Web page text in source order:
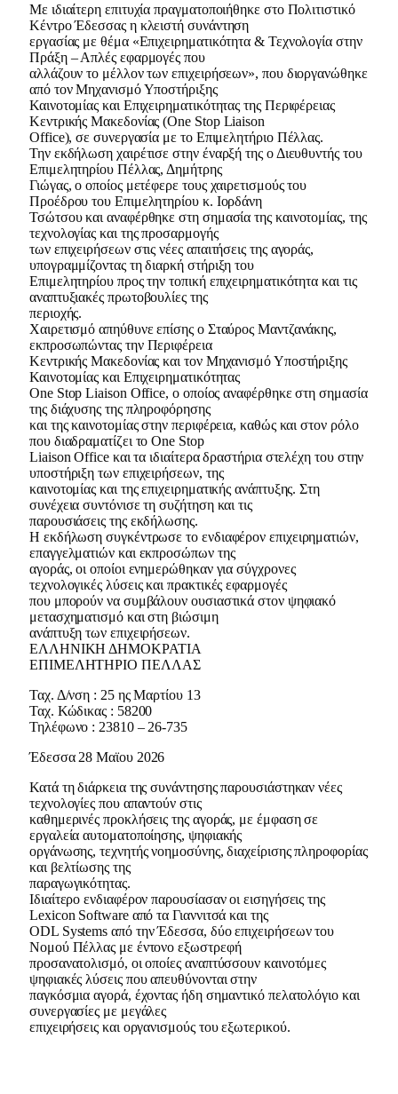
Με ιδιαίτερη επιτυχία πραγματοποιήθηκε στο Πολιτιστικό
Κέντρο Έδεσσας η κλειστή συνάντηση
εργασίας με θέμα «Επιχειρηματικότητα & Τεχνολογία στην
Πράξη – Απλές εφαρμογές που
αλλάζουν το μέλλον των επιχειρήσεων», που διοργανώθηκε
από τον Μηχανισμό Υποστήριξης
Καινοτομίας και Επιχειρηματικότητας της Περιφέρειας
Κεντρικής Μακεδονίας (One Stop Liaison
Office), σε συνεργασία με το Επιμελητήριο Πέλλας.
Την εκδήλωση χαιρέτισε στην έναρξή της ο Διευθυντής του
Επιμελητηρίου Πέλλας, Δημήτρης
Γιώγας, ο οποίος μετέφερε τους χαιρετισμούς του
Προέδρου του Επιμελητηρίου κ. Ιορδάνη
Τσώτσου και αναφέρθηκε στη σημασία της καινοτομίας, της
τεχνολογίας και της προσαρμογής
των επιχειρήσεων στις νέες απαιτήσεις της αγοράς,
υπογραμμίζοντας τη διαρκή στήριξη του
Επιμελητηρίου προς την τοπική επιχειρηματικότητα και τις
αναπτυξιακές πρωτοβουλίες της
περιοχής.
Χαιρετισμό απηύθυνε επίσης ο Σταύρος Μαντζανάκης,
εκπροσωπώντας την Περιφέρεια
Κεντρικής Μακεδονίας και τον Μηχανισμό Υποστήριξης
Καινοτομίας και Επιχειρηματικότητας
One Stop Liaison Office, ο οποίος αναφέρθηκε στη σημασία
της διάχυσης της πληροφόρησης
και της καινοτομίας στην περιφέρεια, καθώς και στον ρόλο
που διαδραματίζει το One Stop
Liaison Office και τα ιδιαίτερα δραστήρια στελέχη του στην
υποστήριξη των επιχειρήσεων, της
καινοτομίας και της επιχειρηματικής ανάπτυξης. Στη
συνέχεια συντόνισε τη συζήτηση και τις
παρουσιάσεις της εκδήλωσης.
Η εκδήλωση συγκέντρωσε το ενδιαφέρον επιχειρηματιών,
επαγγελματιών και εκπροσώπων της
αγοράς, οι οποίοι ενημερώθηκαν για σύγχρονες
τεχνολογικές λύσεις και πρακτικές εφαρμογές
που μπορούν να συμβάλουν ουσιαστικά στον ψηφιακό
μετασχηματισμό και στη βιώσιμη
ανάπτυξη των επιχειρήσεων.
ΕΛΛΗΝΙΚΗ ΔΗΜΟΚΡΑΤΙΑ
ΕΠΙΜΕΛΗΤΗΡΙΟ ΠΕΛΛΑΣ
Ταχ. Δ/νση : 25 ης Μαρτίου 13
Ταχ. Κώδικας : 58200
Τηλέφωνο : 23810 – 26-735
Έδεσσα 28 Μαϊου 2026
Κατά τη διάρκεια της συνάντησης παρουσιάστηκαν νέες
τεχνολογίες που απαντούν στις
καθημερινές προκλήσεις της αγοράς, με έμφαση σε
εργαλεία αυτοματοποίησης, ψηφιακής
οργάνωσης, τεχνητής νοημοσύνης, διαχείρισης πληροφορίας
και βελτίωσης της
παραγωγικότητας.
Ιδιαίτερο ενδιαφέρον παρουσίασαν οι εισηγήσεις της
Lexicon Software από τα Γιαννιτσά και της
ODL Systems από την Έδεσσα, δύο επιχειρήσεων του
Νομού Πέλλας με έντονο εξωστρεφή
προσανατολισμό, οι οποίες αναπτύσσουν καινοτόμες
ψηφιακές λύσεις που απευθύνονται στην
παγκόσμια αγορά, έχοντας ήδη σημαντικό πελατολόγιο και
συνεργασίες με μεγάλες
επιχειρήσεις και οργανισμούς του εξωτερικού.